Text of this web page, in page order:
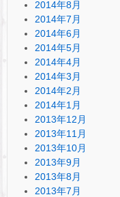
2014年8月
2014年7月
2014年6月
2014年5月
2014年4月
2014年3月
2014年2月
2014年1月
2013年12月
2013年11月
2013年10月
2013年9月
2013年8月
2013年7月